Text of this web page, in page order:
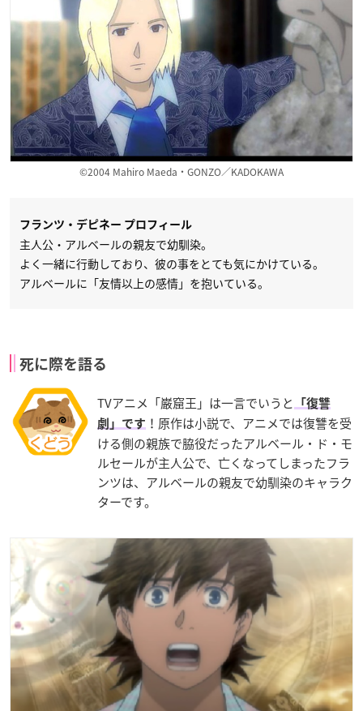
©2004 Mahiro Maeda・GONZO／KADOKAWA
フランツ・デピネー プロフィール
主人公・アルベールの親友で幼馴染。
よく一緒に行動しており、彼の事をとても気にかけている。
アルベールに「友情以上の感情」を抱いている。
死に際を語る
TVアニメ「巌窟王」は一言でいうと
「復讐
劇」です ！原作は小説で、アニメでは復讐を受
ける側の親族で脇役だったアルベール・ド・モ
ルセールが主人公で、亡くなってしまったフラ
ンツは、アルベールの親友で幼馴染のキャラク
ターです。